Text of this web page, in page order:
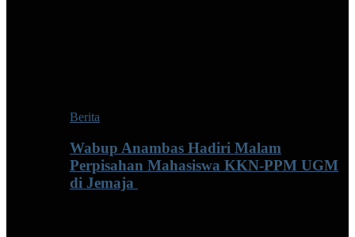
Berita
Wabup Anambas Hadiri Malam
Perpisahan Mahasiswa KKN-PPM UGM
di Jemaja ‎